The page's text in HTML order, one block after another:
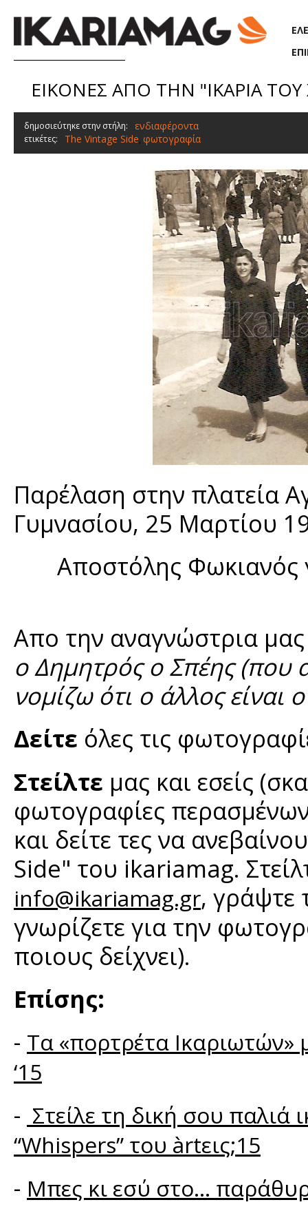
ΕΙΚΟΝΕΣ ΑΠΟ ΤΗΝ "ΙΚΑΡΙΑ ΤΟΥ
δημοσιεύτηκε στην στήλη: ενδιαφέροντα
ετικέτες: The Vintage Side, φωτογραφία
Παρέλαση στην πλατεία
Γυμνασίου, 25 Μαρτίου
Αποστόλης Φωκιανός
Απο την αναγνώστρια
ο Δημητρός ο Σπέης (που
νομίζω ότι ο άλλος είναι
Δείτε όλες τις
Στείλτε μας και εσείς
φωτογραφίες
και δείτε τες να
Side" του ikariamag.
info@ikariamag.gr, γράψτε
γνωρίζετε για την
ποιους δείχνει).
Επίσης:
- Τα «πορτρέτα Ικαριωτών»
‘15
- Στείλε τη δική σου
“Whispers” του àrtεις;15
- Μπες κι εσύ στο...